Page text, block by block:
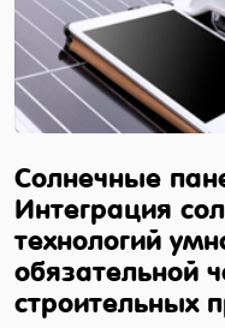
Солнечные
Интеграция
технологий
обязательной
строительных